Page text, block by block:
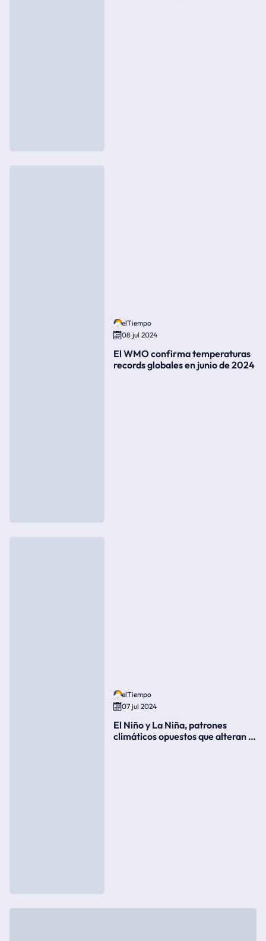
elTiempo
08 jul 2024
El WMO confirma temperaturas
records globales en junio de 2024
elTiempo
07 jul 2024
El Niño y La Niña, patrones
climáticos opuestos que alteran la